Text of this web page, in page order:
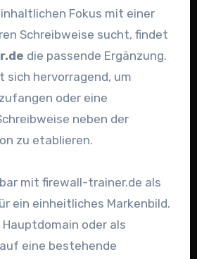
Fokus mit einer
Schreibweise sucht, findet
die passende Ergänzung.
sich hervorragend, um
oder eine
neben der
zu etablieren.
mit firewall-trainer.de als
ein einheitliches Markenbild.
oder als
eine bestehende